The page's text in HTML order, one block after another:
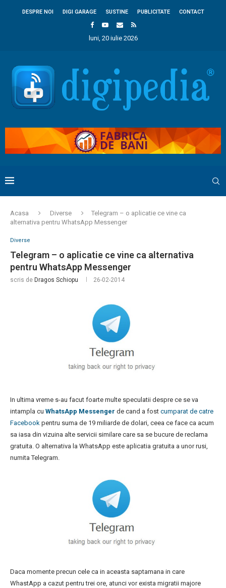
DESPRE NOI DIGI GARAGE SUSTINE PUBLICITATE CONTACT
luni, 20 iulie 2026
Acasa Diverse
Telegram – o aplicatie ce vine ca
alternativa pentru WhatsApp Messenger
Diverse
Telegram – o aplicatie ce vine ca alternativa
pentru WhatsApp Messenger
scris de Dragos Schiopu 26-02-2014
In ultima vreme s-au facut foarte multe speculatii despre ce se va
intampla cu WhatsApp Messenger de cand a fost cumparat de catre
Facebook pentru suma de 19 miliarde de dolari, ceea ce face ca acum
sa iasa din vizuina alte servicii similare care sa se bucure de reclama
gratuita. O alternativa la WhatsApp este aplicatia gratuita a unor rusi,
numita Telegram.
Daca momente precun cele ca in aceasta saptamana in care
WhastApp a cazut pentru trei ore, atunci vor exista migratii majore